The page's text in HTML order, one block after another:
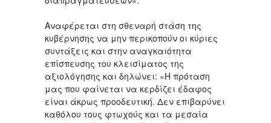
Αναφέρεται στη σθεναρή στάση της
κυβέρνησης να μην περικοπούν οι κύριες
συντάξεις και στην αναγκαιότητα
επίσπευσης του κλεισίματος της
αξιολόγησης και δηλώνει: «Η πρόταση
μας που φαίνεται να κερδίζει έδαφος
είναι άκρως προοδευτική. Δεν επιβαρύνει
καθόλου τους φτωχούς και τα μεσαία